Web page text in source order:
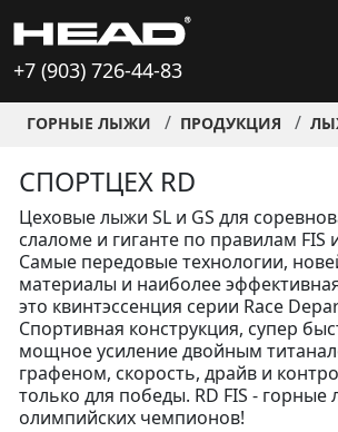
+7 (903) 726-44-83
ГОРНЫЕ ЛЫЖИ ПРОДУКЦИЯ
СПОРТЦЕХ RD
Цеховые лыжи SL и GS для
слаломе и гиганте по правилам FIS
Самые передовые технологии,
материалы и наиболее
это квинтэссенция серии Race
Спортивная конструкция, супер
мощное усиление двойным
графеном, скорость, драйв и
только для победы. RD FIS - горные
олимпийских чемпионов!